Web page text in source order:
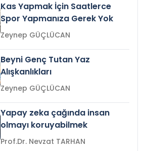
Kas Yapmak İçin Saatlerce
Spor Yapmanıza Gerek Yok
Zeynep GÜÇLÜCAN
Beyni Genç Tutan Yaz
Alışkanlıkları
Zeynep GÜÇLÜCAN
Yapay zeka çağında insan
olmayı koruyabilmek
Prof.Dr. Nevzat TARHAN